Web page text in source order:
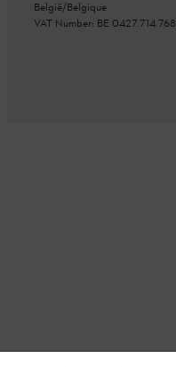
België/Belgique
VAT Number: BE 0427.714.768